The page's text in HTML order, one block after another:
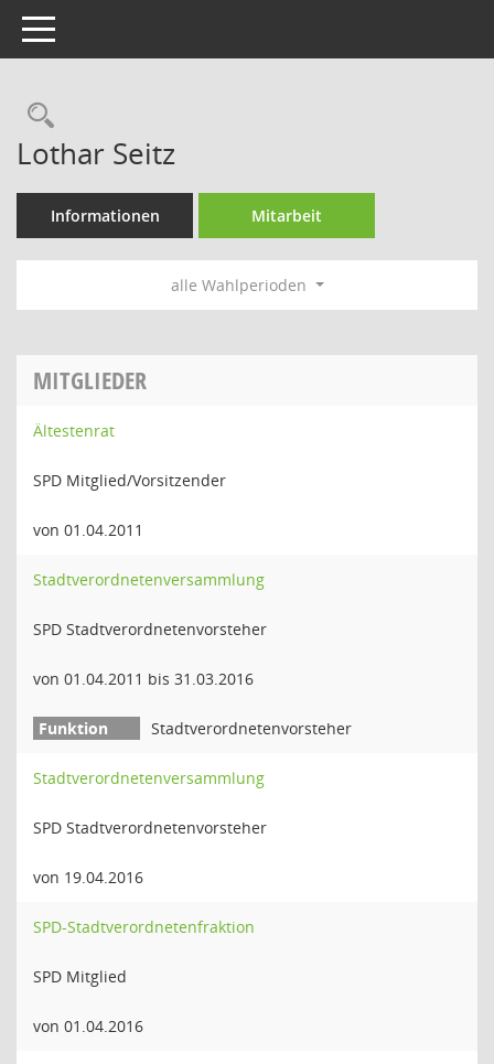
Toggle navigation
Rechercheauswahl
Lothar Seitz
Informationen Mitarbeit
alle Wahlperioden
MITGLIEDER
Ältestenrat
SPD Mitglied/Vorsitzender
von 01.04.2011
Stadtverordnetenversammlung
SPD Stadtverordnetenvorsteher
von 01.04.2011 bis 31.03.2016
Stadtverordnetenvorsteher
Stadtverordnetenversammlung
SPD Stadtverordnetenvorsteher
von 19.04.2016
SPD-Stadtverordnetenfraktion
SPD Mitglied
von 01.04.2016